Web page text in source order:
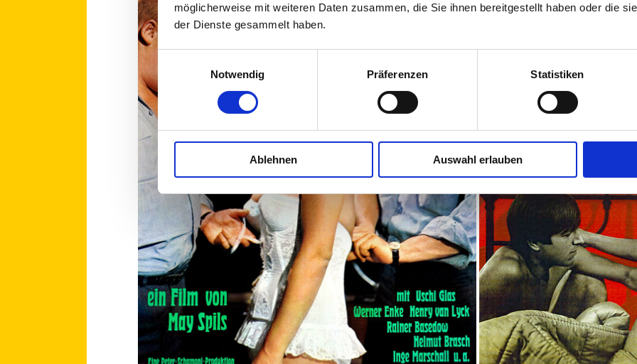
möglicherweise mit weiteren Daten zusammen, die Sie ihnen bereitgestellt haben oder die
der Dienste gesammelt haben.
Notwendig
Präferenzen Statistiken
Ablehnen Auswahl erlauben